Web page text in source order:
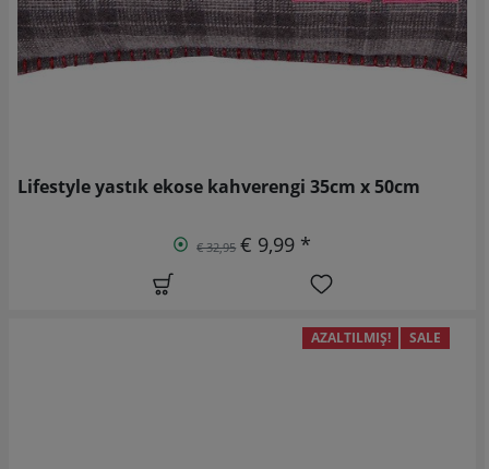
Lifestyle yastık ekose kahverengi 35cm x 50cm
€ 32,95 € 9,99 *
AZALTILMIŞ! SALE